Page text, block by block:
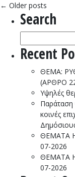
← Older posts
Search
για:
Recent
ΘΕΜΑ:
(ΑΡΘΡΟ
Υψηλές
κοινές
ΘΕΜΑΤΑ
07-2026
ΘΕΜΑΤΑ
07-2026